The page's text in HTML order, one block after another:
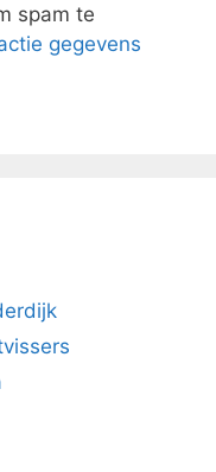
spam te
gegevens